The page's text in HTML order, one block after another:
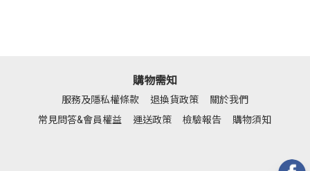
購物需知
服務及隱私權條款 退換貨政策
關於我們
常見問答&會員權益
運送政策 檢驗報告 購物須知